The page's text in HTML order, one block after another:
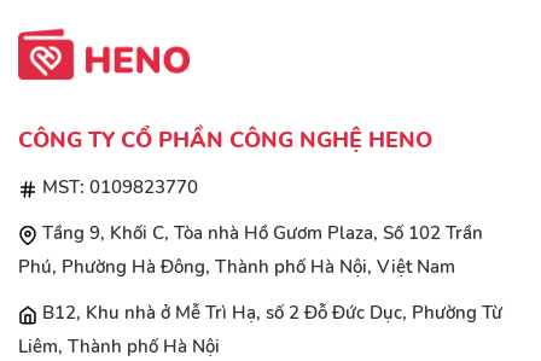
CÔNG TY CỔ PHẦN CÔNG NGHỆ HENO
MST: 0109823770
Tầng 9, Khối C, Tòa nhà Hồ Gươm Plaza, Số 102 Trần
Phú, Phường Hà Đông, Thành phố Hà Nội, Việt Nam
B12, Khu nhà ở Mễ Trì Hạ, số 2 Đỗ Đức Dục, Phường Từ
Liêm, Thành phố Hà Nội